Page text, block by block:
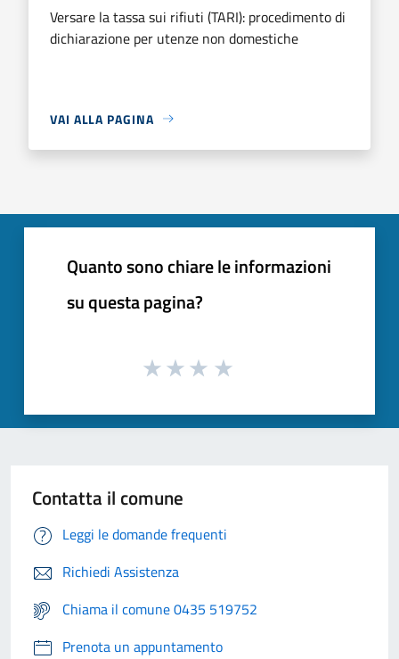
Versare la tassa sui rifiuti (TARI): procedimento di
dichiarazione per utenze non domestiche
VAI ALLA PAGINA
Quanto sono chiare le informazioni
su questa pagina?
Contatta il comune
Leggi le domande frequenti
Richiedi Assistenza
Chiama il comune 0435 519752
Prenota un appuntamento